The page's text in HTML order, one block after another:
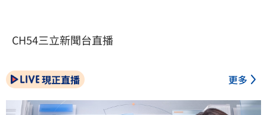
CH54三立新聞台直播
現正直播 更多